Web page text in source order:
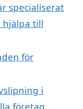
specialiserat
hjälpa till
för
i
företag